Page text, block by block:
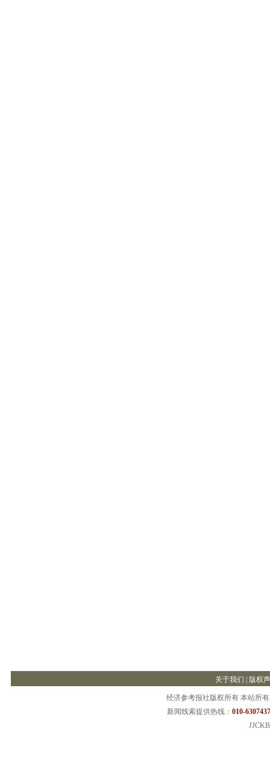
关于我们 版权
经济参考报社版权所有 本站所
新闻线索提供热线： 010-